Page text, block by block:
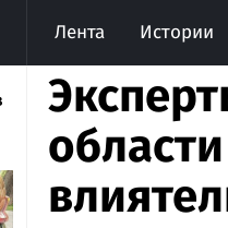
Лента Истории